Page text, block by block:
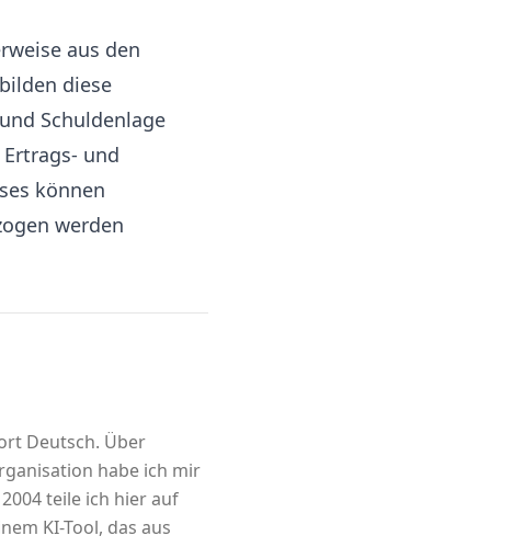
aus den
diese
Schuldenlage
und
können
werden
Deutsch. Über
habe ich mir
teile ich hier auf
KI-Tool, das aus